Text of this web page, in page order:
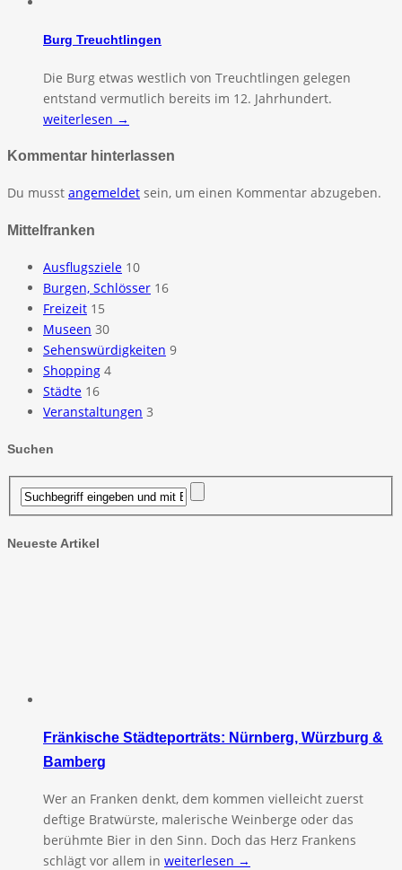
Burg Treuchtlingen
Die Burg etwas westlich von Treuchtlingen gelegen
entstand vermutlich bereits im 12. Jahrhundert.
weiterlesen →
Kommentar hinterlassen
Du musst angemeldet sein, um einen Kommentar abzugeben.
Mittelfranken
Ausflugsziele 10
Burgen, Schlösser 16
Freizeit 15
Museen 30
Sehenswürdigkeiten 9
Shopping 4
Städte 16
Veranstaltungen 3
Suchen
Neueste Artikel
Fränkische Städteporträts: Nürnberg, Würzburg &
Bamberg
Wer an Franken denkt, dem kommen vielleicht zuerst
deftige Bratwürste, malerische Weinberge oder das
berühmte Bier in den Sinn. Doch das Herz Frankens
schlägt vor allem in weiterlesen →